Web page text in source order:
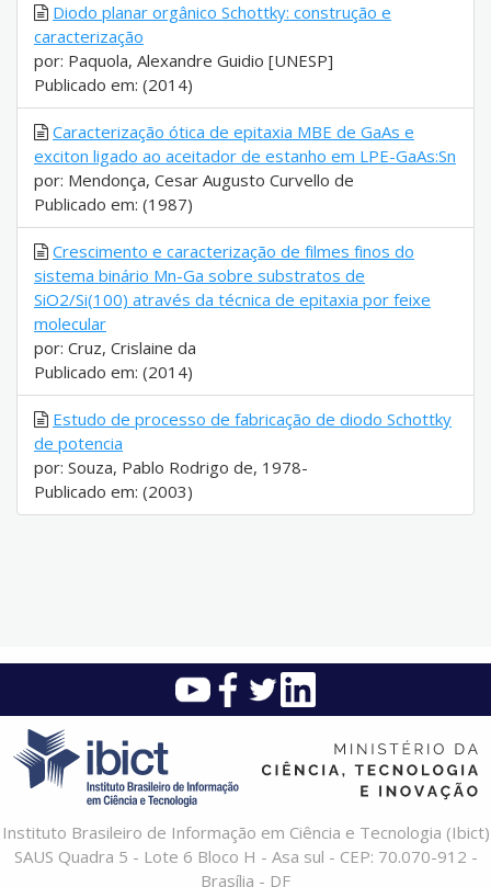
Diodo planar orgânico Schottky: construção e
caracterização
por: Paquola, Alexandre Guidio [UNESP]
Publicado em: (2014)
Caracterização ótica de epitaxia MBE de GaAs e
exciton ligado ao aceitador de estanho em LPE-GaAs:Sn
por: Mendonça, Cesar Augusto Curvello de
Publicado em: (1987)
Crescimento e caracterização de filmes finos do
sistema binário Mn-Ga sobre substratos de
SiO2/Si(100) através da técnica de epitaxia por feixe
molecular
por: Cruz, Crislaine da
Publicado em: (2014)
Estudo de processo de fabricação de diodo Schottky
de potencia
por: Souza, Pablo Rodrigo de, 1978-
Publicado em: (2003)
Instituto Brasileiro de Informação em Ciência e Tecnologia (Ibict)
SAUS Quadra 5 - Lote 6 Bloco H - Asa sul - CEP: 70.070-912 -
Brasília - DF